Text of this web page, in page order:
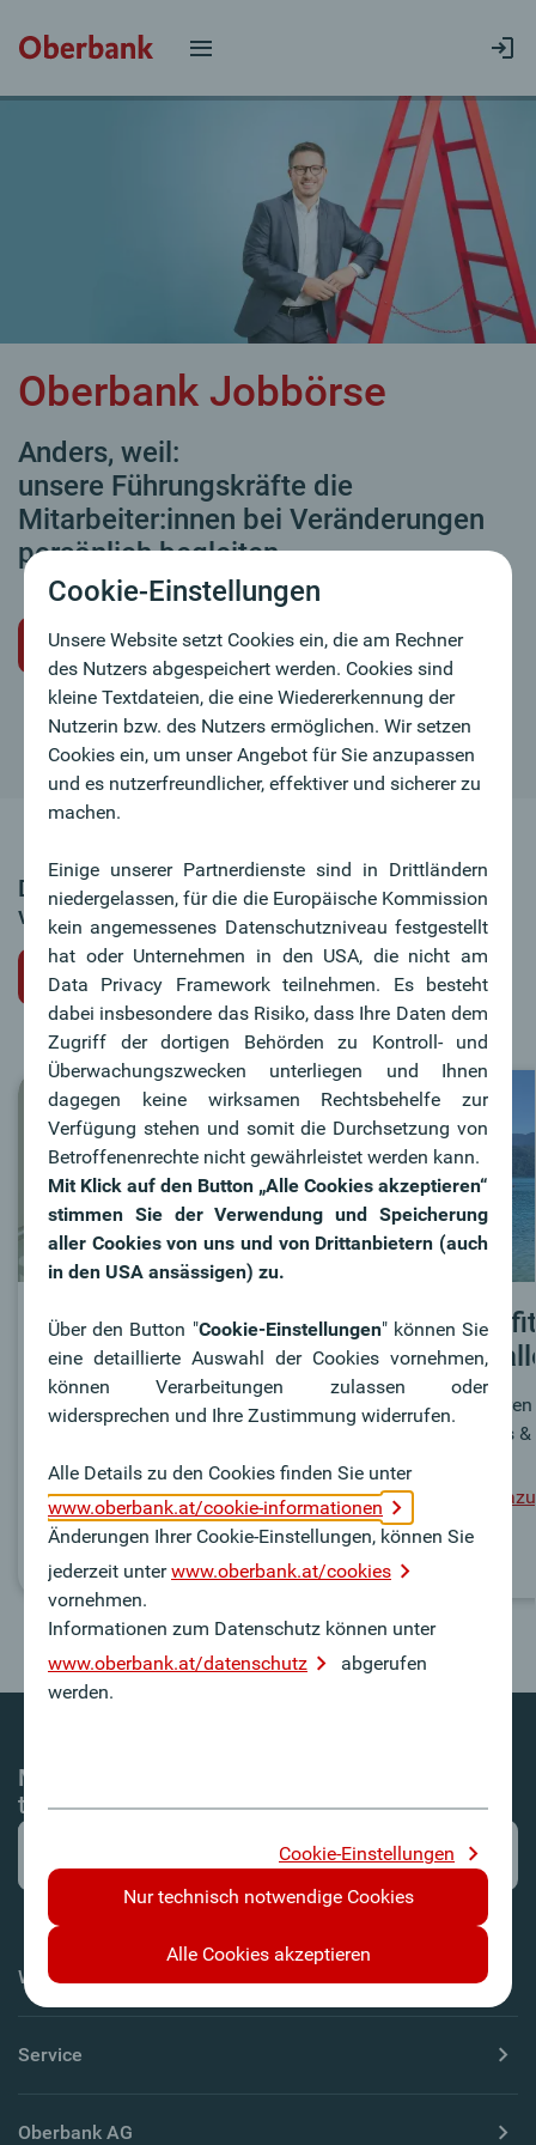
Oberbank Jobbörse
Anders, weil:
unsere Führungskräfte die
Mitarbeiter:innen bei Veränderungen
persönlich begleiten.
Initiativbewerbung
Dieses Stellenangebot ist leider nicht mehr
verfügbar.
zurück zur Jobübersicht
Wofür stehen wir?
Welche Eigenschaften machen die
Oberbank zu einem besonderen
Arbeitgeber?
Mehr dazu
Benefits
Mehr dazu
Mit dem Oberbank Newsletter-Service immer
top informiert!
Cookie-Einstellungen
Unsere Website setzt Cookies ein, die am Rechner
des Nutzers abgespeichert werden. Cookies sind
kleine Textdateien, die eine Wiedererkennung der
Nutzerin bzw. des Nutzers ermöglichen. Wir setzen
Cookies ein, um unser Angebot für Sie anzupassen
und es nutzerfreundlicher, effektiver und sicherer zu
machen.
Einige unserer Partnerdienste sind in Drittländern
niedergelassen, für die die Europäische Kommission
kein angemessenes Datenschutzniveau festgestellt
hat oder Unternehmen in den USA, die nicht am
Data Privacy Framework teilnehmen. Es besteht
dabei insbesondere das Risiko, dass Ihre Daten dem
Zugriff der dortigen Behörden zu Kontroll- und
Überwachungszwecken unterliegen und Ihnen
dagegen keine wirksamen Rechtsbehelfe zur
Verfügung stehen und somit die Durchsetzung von
Betroffenenrechte nicht gewährleistet werden kann.
Mit Klick auf den Button „Alle Cookies akzeptieren“
stimmen Sie der Verwendung und Speicherung
aller Cookies von uns und von Drittanbietern (auch
in den USA ansässigen) zu.
Über den Button "Cookie-Einstellungen" können Sie
eine detaillierte Auswahl der Cookies vornehmen,
können Verarbeitungen zulassen oder
widersprechen und Ihre Zustimmung widerrufen.
Alle Details zu den Cookies finden Sie unter
www.oberbank.at/cookie-informationen
Änderungen Ihrer Cookie-Einstellungen, können Sie
jederzeit unterwww.oberbank.at/cookies
vornehmen.
Informationen zum Datenschutz können unter
www.oberbank.at/datenschutz
abgerufen
werden.
Cookie-Einstellungen
Nur technisch notwendige Cookies
Alle Cookies akzeptieren
Wichtige Informationen
Service
Oberbank AG